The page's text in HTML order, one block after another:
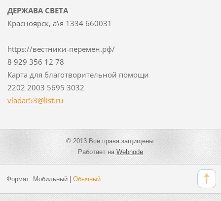
ДЕРЖАВА СВЕТА
Красноярск, а\я 1334 660031
https://вестники-перемен.рф/
8 929 356 12 78
Карта для благотворительной помощи
2202 2003 5695 3032
vladar53@list.ru
© 2013 Все права защищены.
Работает наWebnode
Формат: Мобильный| Обычный